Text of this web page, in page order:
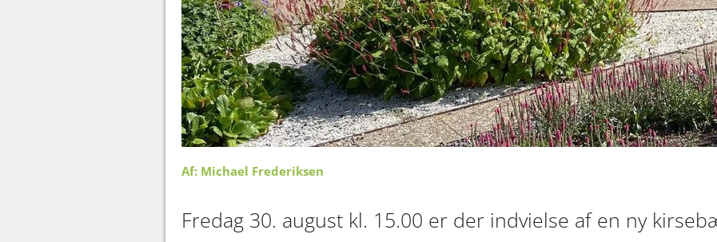
Af: Michael Frederiksen
Fredag 30. august kl. 15.00 er der indvielse af en ny